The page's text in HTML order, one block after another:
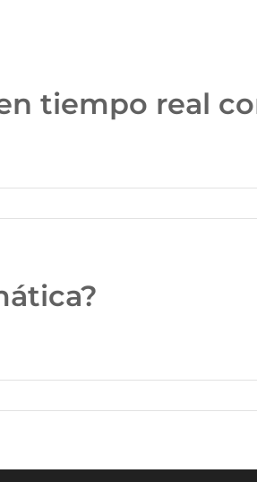
tiempo real